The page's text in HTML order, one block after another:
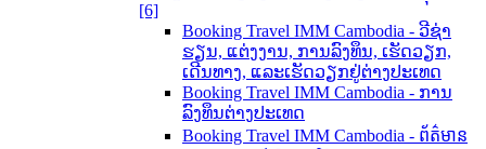
[6]
Booking Travel IMM Cambodia - ວີຊ່າ
ຮຽນ, ແຕ່ງງານ, ການລົງທຶນ, ເຮັດວຽກ,
ເດີນທາງ, ແລະເຮັດວຽກຢູ່ຕ່າງປະເທດ
Booking Travel IMM Cambodia - ການ
ລົງທຶນຕ່າງປະເທດ
Booking Travel IMM Cambodia - ព័ត៌មាន